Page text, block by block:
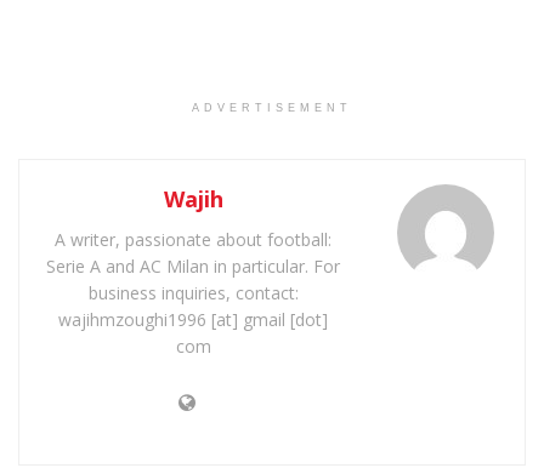
ADVERTISEMENT
Wajih
A writer, passionate about football:
Serie A and AC Milan in particular. For
business inquiries, contact:
wajihmzoughi1996 [at] gmail [dot]
com